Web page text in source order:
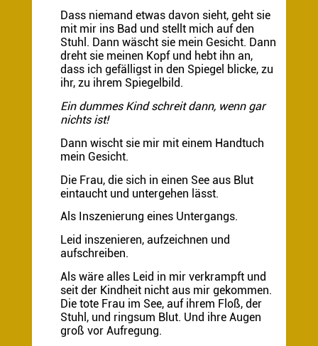
Dass niemand etwas davon sieht, geht sie
mit mir ins Bad und stellt mich auf den
Stuhl. Dann wäscht sie mein Gesicht. Dann
dreht sie meinen Kopf und hebt ihn an,
dass ich gefälligst in den Spiegel blicke, zu
ihr, zu ihrem Spiegelbild.
Ein dummes Kind schreit dann, wenn gar
nichts ist!
Dann wischt sie mir mit einem Handtuch
mein Gesicht.
Die Frau, die sich in einen See aus Blut
eintaucht und untergehen lässt.
Als Inszenierung eines Untergangs.
Leid inszenieren, aufzeichnen und
aufschreiben.
Als wäre alles Leid in mir verkrampft und
seit der Kindheit nicht aus mir gekommen.
Die tote Frau im See, auf ihrem Floß, der
Stuhl, und ringsum Blut. Und ihre Augen
groß vor Aufregung.